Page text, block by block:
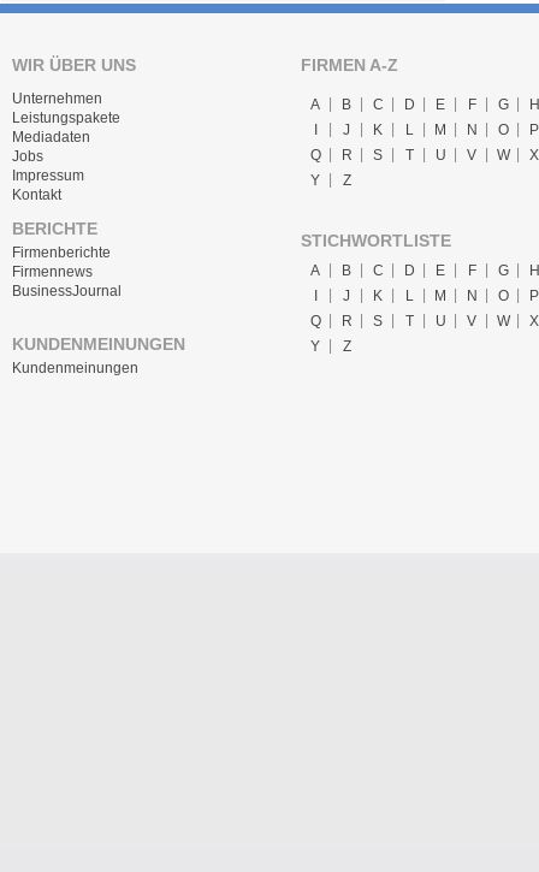
WIR ÜBER UNS
Unternehmen
Leistungspakete
Mediadaten
Jobs
Impressum
Kontakt
BERICHTE
Firmenberichte
Firmennews
BusinessJournal
KUNDENMEINUNGEN
Kundenmeinungen
FIRMEN A-Z
A B C D E F G
H
I
J K L M N O
P
Q
R S T U V W
X
Y
Z
STICHWORTLISTE
A B C D E F G
H
J K L M N O
P
Q
R S T U V W
X
Y
Z